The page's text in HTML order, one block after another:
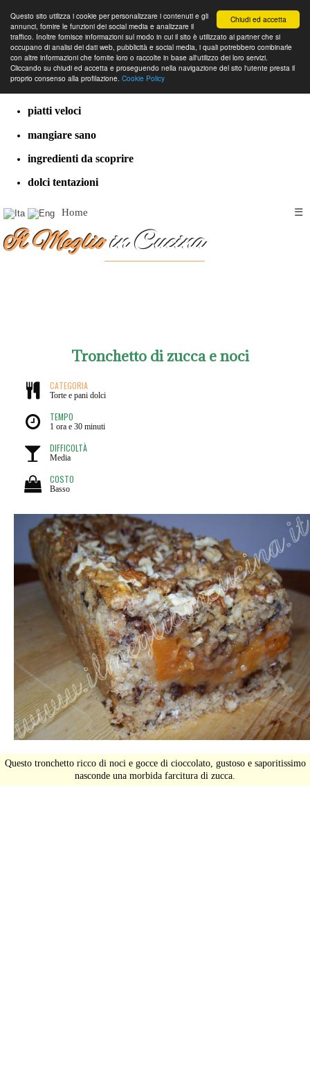
Chiudi ed accetta
Questo sito utilizza i cookie per personalizzare i contenuti e gli
annunci, fornire le funzioni dei social media e analizzare il
traffico. Inoltre fornisce informazioni sul modo in cui il sito è utilizzato ai partner che si
occupano di analisi dei dati web, pubblicità e social media, i quali potrebbero combinarle
con altre informazioni che fornite loro o raccolte in base all'utilizzo dei loro servizi.
Cliccando su chiudi ed accetta e proseguendo nella navigazione del sito l'utente presta il
proprio consenso alla profilazione. Cookie Policy
cucina dal mondo
ricette classiche
piatti veloci
mangiare sano
ingredienti da scoprire
dolci tentazioni
Home ☰
Il Meglioin Cucina
Tronchetto di zucca e noci
CATEGORIA
Torte e pani dolci
TEMPO
1 ora e 30 minuti
DIFFICOLTÀ
Media
COSTO
Basso
Questo tronchetto ricco di noci e gocce di cioccolato, gustoso e saporitissimo
nasconde una morbida farcitura di zucca.